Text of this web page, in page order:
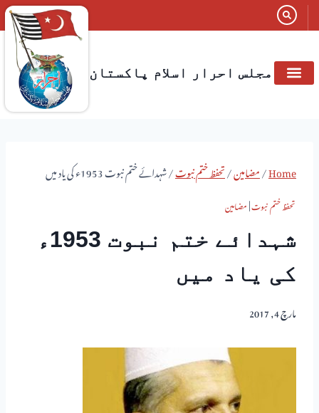
مجلس احرار اسلام پاکستان
Home
/مضامین/تحفظ ختم نبوت/شہدائے ختم نبوت 1953ء کی یاد میں
تحفظ ختم نبوت|مضامین
شہدائے ختم نبوت 1953ء
کی یاد میں
مارچ 4, 2017